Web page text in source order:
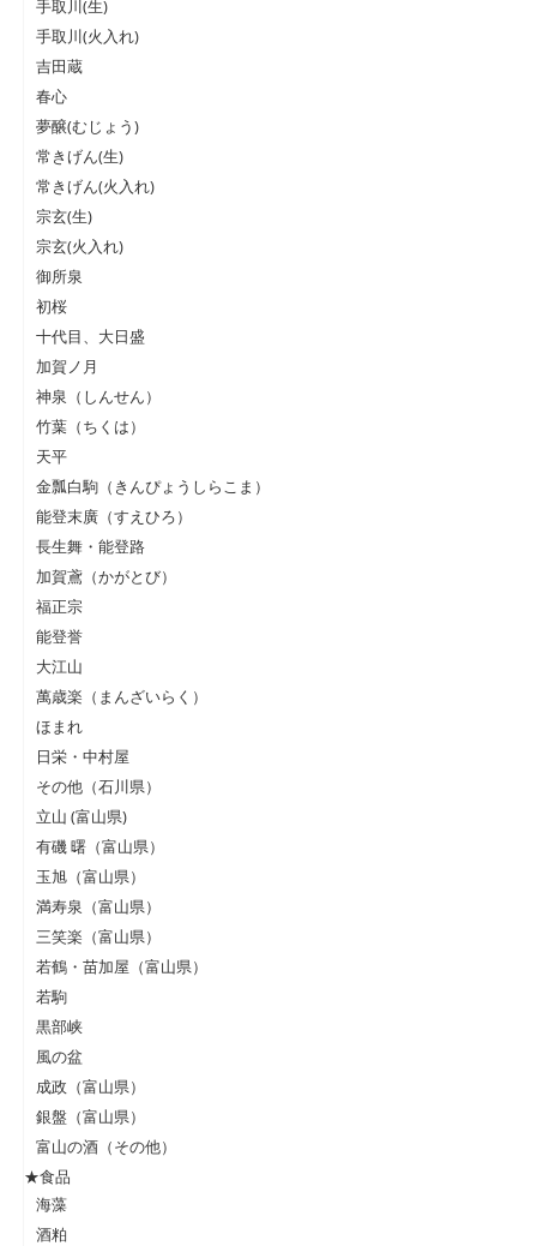
手取川(生)
手取川(火入れ)
吉田蔵
春心
夢醸(むじょう)
常きげん(生)
常きげん(火入れ)
宗玄(生)
宗玄(火入れ)
御所泉
初桜
十代目、大日盛
加賀ノ月
神泉（しんせん）
竹葉（ちくは）
天平
金瓢白駒（きんぴょうしらこま）
能登末廣（すえひろ）
長生舞・能登路
加賀鳶（かがとび）
福正宗
能登誉
大江山
萬歳楽（まんざいらく）
ほまれ
日栄・中村屋
その他（石川県）
立山 (富山県)
有磯 曙（富山県）
玉旭（富山県）
満寿泉（富山県）
三笑楽（富山県）
若鶴・苗加屋（富山県）
若駒
黒部峡
風の盆
成政（富山県）
銀盤（富山県）
富山の酒（その他）
★食品
海藻
酒粕